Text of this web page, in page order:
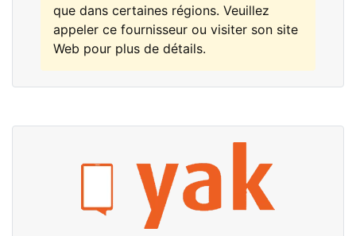
que dans certaines régions. Veuillez
appeler ce fournisseur ou visiter son site
Web pour plus de détails.